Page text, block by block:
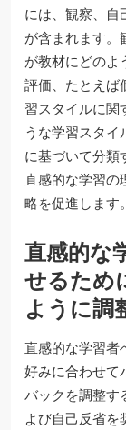
には、観察、自
が含まれます。
が教材にどのよ
評価、たとえば
習スタイルに関
うな学習スタイ
に基づいて分類
直感的な学習の
略を促進します。
直感的な
せるため
ように調
直感的な学習者
好みに合わせて
バックを調整す
よび自己反省を